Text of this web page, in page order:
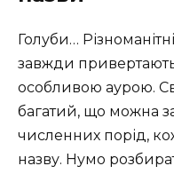
Голуби… Різноманітні
завжди
особливою аурою.
багатий, що можна
численних порід,
назву. Нумо